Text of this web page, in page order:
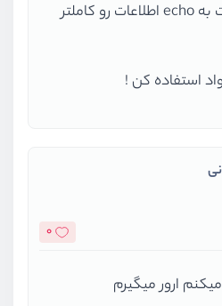
رو هم چاپ میکنه نسبت به echo اطلاعات رو کاملتر
استفاده کن !
0